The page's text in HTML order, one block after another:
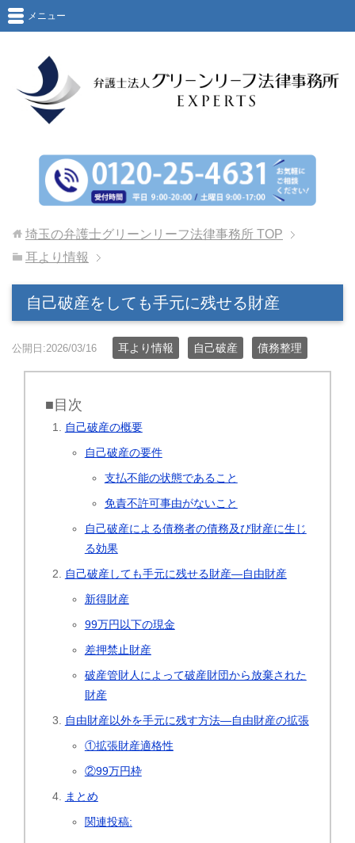
メニュー
埼玉の弁護士グリーンリーフ法律事務所 TOP
耳より情報
自己破産をしても手元に残せる財産
公開日:2026/03/16 耳より情報 自己破産 債務整理
■目次
自己破産の概要
自己破産の要件
支払不能の状態であること
免責不許可事由がないこと
自己破産による債務者の債務及び財産に生じ
る効果
自己破産しても手元に残せる財産―自由財産
新得財産
99万円以下の現金
差押禁止財産
破産管財人によって破産財団から放棄された
財産
自由財産以外を手元に残す方法―自由財産の拡張
①拡張財産適格性
②99万円枠
まとめ
関連投稿: